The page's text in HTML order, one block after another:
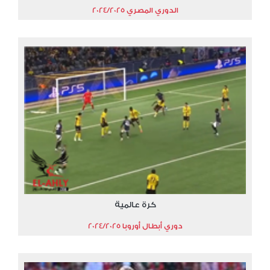
الدوري المصري 2024/2025
كرة عالمية
دوري أبطال أوروبا 2024/2025